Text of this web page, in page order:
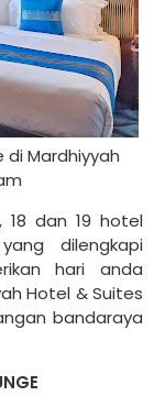
di Mardhiyyah
18 dan 19 hotel
dilengkapi
hari anda
Hotel & Suites
bandaraya